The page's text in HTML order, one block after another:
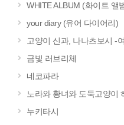
WHITE ALBUM (화이트 앨
your diary (유어 다이어리)
고양이 신과, 나나츠보시 -
금빛 러브리체
네코파라
노라와 황녀와 도둑고양이
누키타시